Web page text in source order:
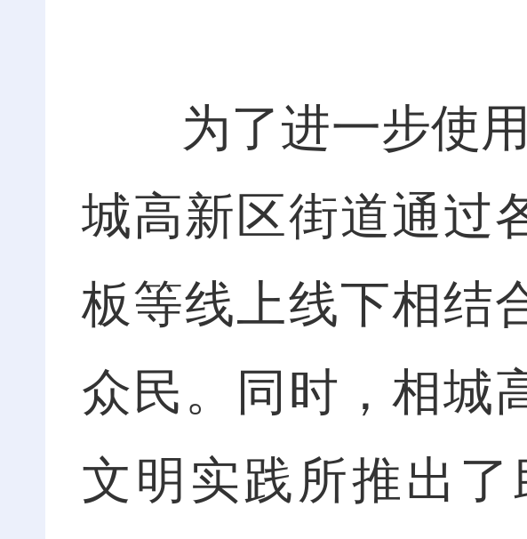
为了进一步使用
城高新区街道通过
板等线上线下相结
众民。同时，相城
文明实践所推出了